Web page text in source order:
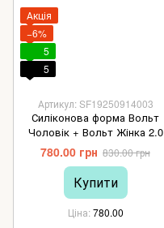
Акція
−6%
5
5
Артикул: SF19250914003
Силіконова форма Вольт
Чоловік + Вольт Жінка 2.0
780.00 грн 830.00 грн
Купити
Ціна 780.00